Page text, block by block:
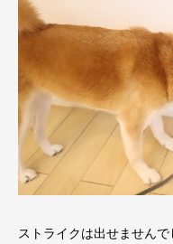
ストライクは出せません